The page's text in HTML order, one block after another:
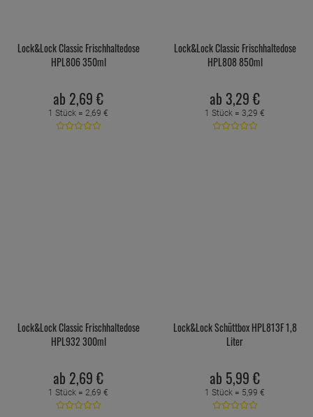
Lock&Lock Classic Frischhaltedose
HPL806 350ml
ab 2,69 €
1 Stück = 2,69 €
Lock&Lock Classic Frischhaltedose
HPL808 850ml
ab 3,29 €
1 Stück = 3,29 €
Lock&Lock Classic Frischhaltedose
HPL932 300ml
ab 2,69 €
1 Stück = 2,69 €
Lock&Lock Schüttbox HPL813F 1,8
Liter
ab 5,99 €
1 Stück = 5,99 €